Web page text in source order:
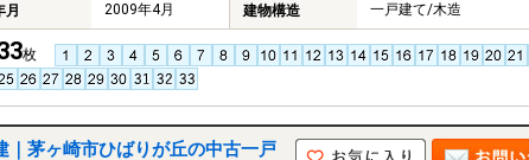
月 2009年4月 建物構造 一戸建て/木造
枚
茅ヶ崎市ひばりが丘の中古一戸